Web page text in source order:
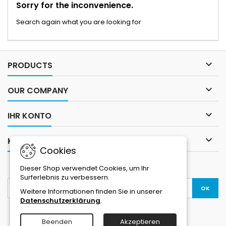
Sorry for the inconvenience.
Search again what you are looking for
PRODUCTS 
OUR COMPANY 
IHR KONTO 
KONTAKT 
Cookies
Dieser Shop verwendet Cookies, um Ihr
Surferlebnis zu verbessern.
Weitere Informationen finden Sie in unserer
Datenschutzerklärung.
Beenden Akzeptieren
NEWSLETTER